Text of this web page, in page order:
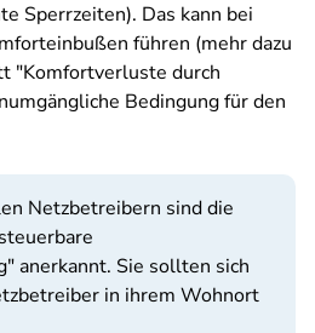
Sperrzeiten). Das kann bei
führen (mehr dazu
"Komfortverluste durch
Bedingung für den
Netzbetreibern sind die
anerkannt. Sie sollten sich
in ihrem Wohnort